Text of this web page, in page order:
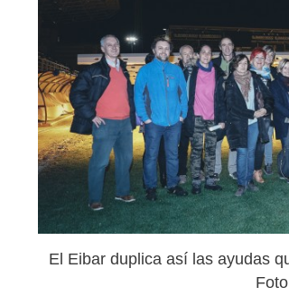
El Eibar duplica así las ayudas